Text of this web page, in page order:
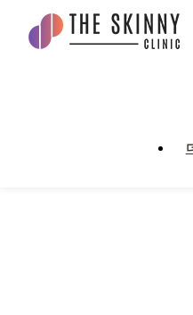
최소 침습 바